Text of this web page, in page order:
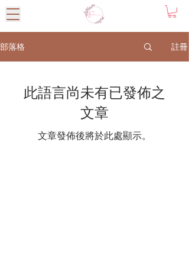
部落格 註冊
此語言尚未有已發佈之
文章
文章發佈後將於此處顯示。